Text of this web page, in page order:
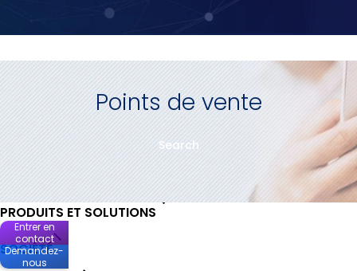
Points de vente
Search
PRODUITS ET SOLUTIONS
SOCIÉTÉ
Entrer en
contact
Demandez-
nous